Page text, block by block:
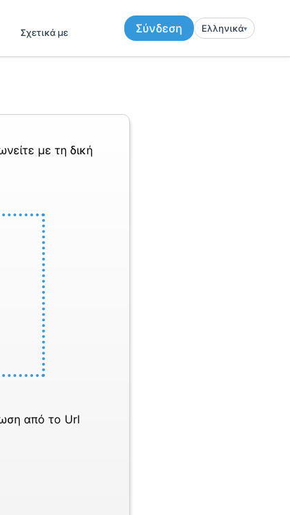
Σχετικά με Σύνδεση Ελληνικά▾︎
με τη δική
από το Url